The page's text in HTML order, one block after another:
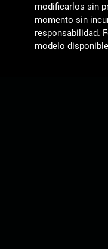
modificarlos sin
momento sin
responsabilidad.
modelo